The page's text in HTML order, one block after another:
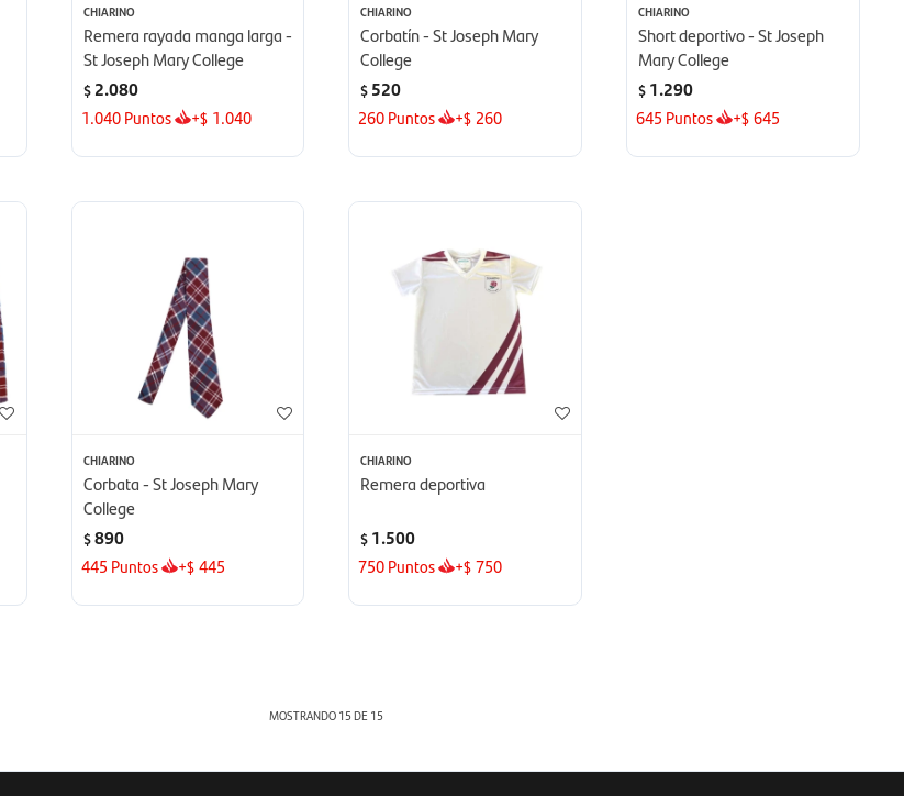
CHIARINO
Remera rayada manga larga -
St Joseph Mary College
$2.080
1.040Puntos +$ 1.040
CHIARINO
Corbatín - St Joseph Mary
College
$ 520
260Puntos +$ 260
CHIARINO
Short deportivo - St Joseph
Mary College
$ 1.290
645 Puntos +$ 645
CHIARINO
Corbata - St Joseph Mary
College
$890
445 Puntos +$ 445
CHIARINO
Remera deportiva
$ 1.500
750Puntos +$ 750
MOSTRANDO 15DE 15